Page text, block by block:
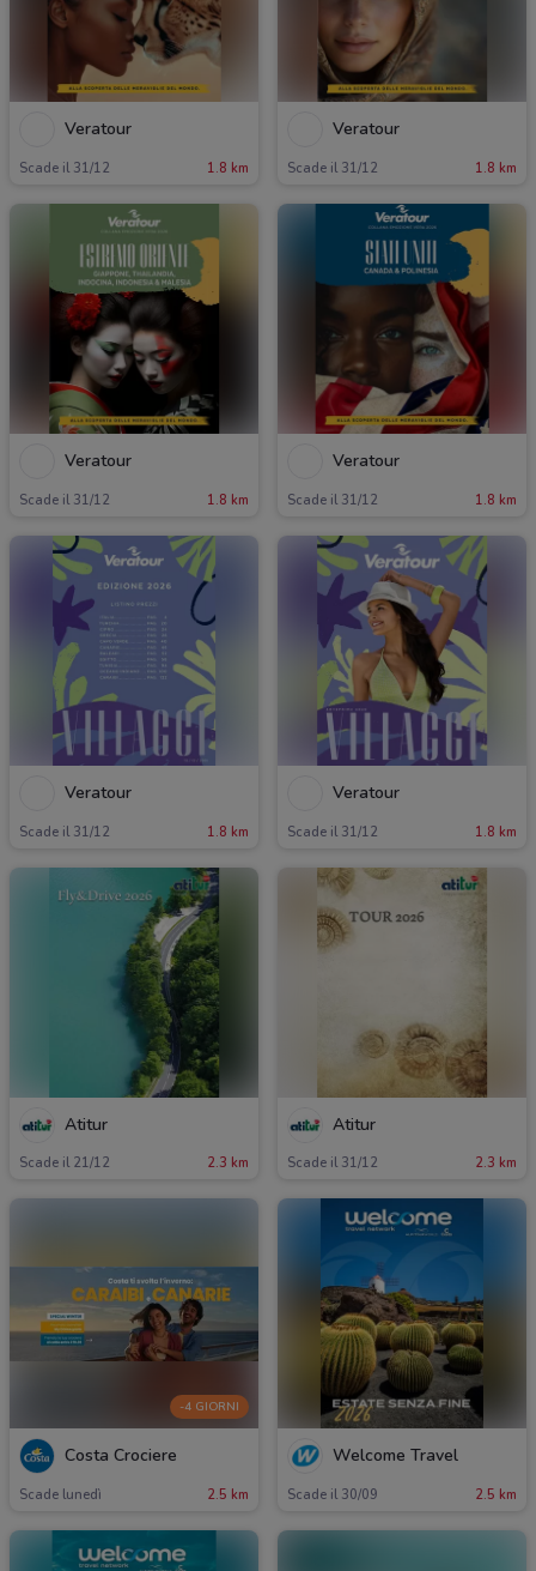
Veratour
Scade il 31/12 1.8 km
Veratour
Scade il 31/12 1.8 km
Veratour
Scade il 31/12 1.8 km
Veratour
Scade il 31/12 1.8 km
Veratour
Scade il 31/12 1.8 km
Veratour
Scade il 31/12 1.8 km
Atitur
Scade il 21/12 2.3 km
Atitur
Scade il 31/12 2.3 km
-4 GIORNI
Costa Crociere
Scade lunedì 2.5 km
Welcome Travel
Scade il 30/09 2.5 km